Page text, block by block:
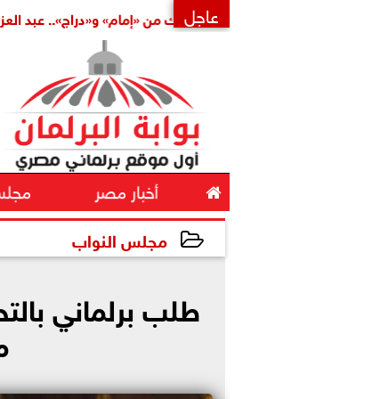
عاجل
بتكليف مشترك من «إمام» و«دراج».. عبد العزيز
 أخبار مصر
مجلس النواب
طلب برلماني